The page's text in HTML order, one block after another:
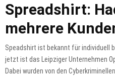
Spreadshirt:
mehrere
Speadshirt ist bekannt für individuell
jetzt ist das Leipziger Unternehmen
Dabei wurden von den